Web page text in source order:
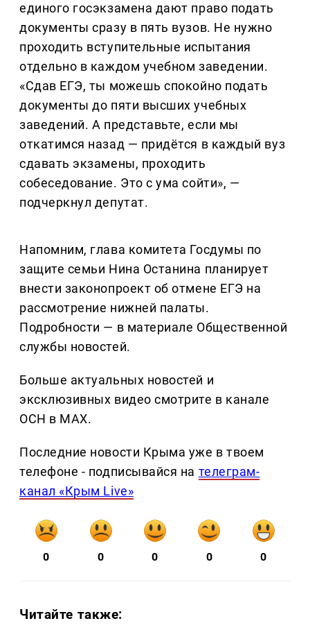
единого госэкзамена дают право подать
документы сразу в пять вузов. Не нужно
проходить вступительные испытания
отдельно в каждом учебном заведении.
«Сдав ЕГЭ, ты можешь спокойно подать
документы до пяти высших учебных
заведений. А представьте, если мы
откатимся назад — придётся в каждый вуз
сдавать экзамены, проходить
собеседование. Это с ума сойти», —
подчеркнул депутат.
Напомним, глава комитета Госдумы по
защите семьи Нина Останина планирует
внести законопроект об отмене ЕГЭ на
рассмотрение нижней палаты.
Подробности — в материале Общественной
службы новостей.
Больше актуальных новостей и
эксклюзивных видео смотрите в канале
ОСН в MAX.
Последние новости Крыма уже в твоем
телефоне - подписывайся на телеграм-
канал «Крым Live»
0 0 0 0 0
Читайте также: